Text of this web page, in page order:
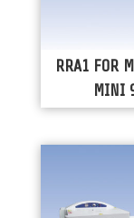
RRA1 FOR
MINI